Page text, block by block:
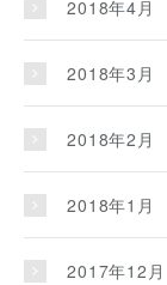
2018年4月
2018年3月
2018年2月
2018年1月
2017年12月